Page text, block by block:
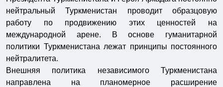
нейтральный Туркменистан проводит образцовую
работу по продвижению этих ценностей на
международной арене. В основе гуманитарной
политики Туркменистана лежат принципы постоянного
нейтралитета.
Внешняя политика независимого Туркменистана
направлена на планомерное расширение